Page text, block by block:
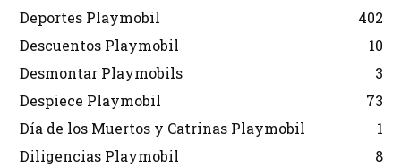
Deportes Playmobil
402
Descuentos Playmobil
10
Desmontar Playmobils
3
Despiece Playmobil
73
Día de los Muertos y Catrinas Playmobil
1
Diligencias Playmobil
8